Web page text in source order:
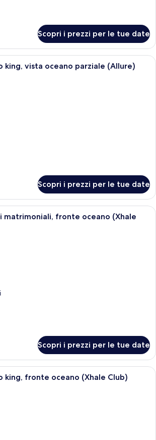
Scopri i prezzi per le tue date
Una camera d'albergo con un letto
king, vista oceano parziale (Allure)
Scopri i prezzi per le tue date
Una camera d'albergo con due letti,
matrimoniali, fronte oceano (Xhale
Scopri i prezzi per le tue date
Camera d'albergo moderna con un
king, fronte oceano (Xhale Club)